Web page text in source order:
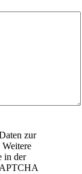
zur
in der